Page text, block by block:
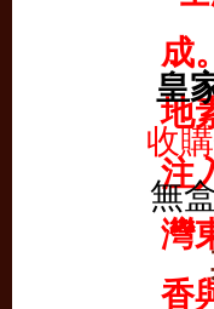
皇
收
無